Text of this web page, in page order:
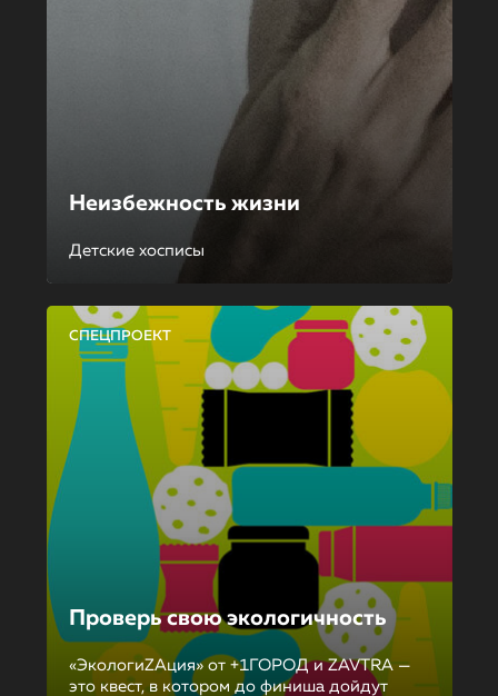
Неизбежность жизни
Детские хосписы
СПЕЦПРОЕКТ
Проверь свою экологичность
«ЭкологиZAция» от +1ГОРОД и ZAVTRA —
это квест, в котором до финиша дойдут